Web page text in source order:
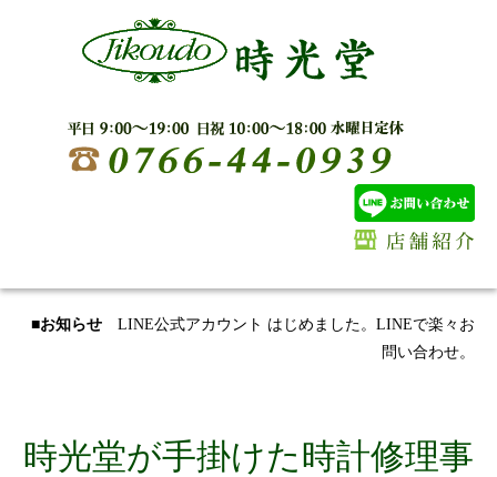
■お知らせ LINE公式アカウント はじめました。LINEで楽々お
問い合わせ。
時光堂が手掛けた時計修理事